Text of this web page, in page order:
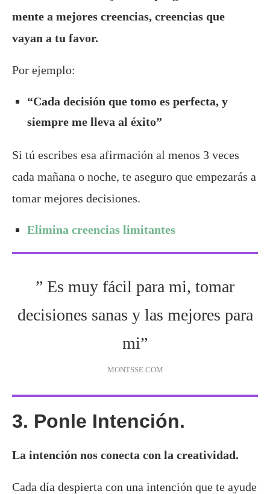
mente a mejores creencias, creencias que
vayan a tu favor.
Por ejemplo:
“Cada decisión que tomo es perfecta, y
siempre me lleva al éxito”
Si tú escribes esa afirmación al menos 3 veces
cada mañana o noche, te aseguro que empezarás a
tomar mejores decisiones.
Elimina creencias limitantes
” Es muy fácil para mi, tomar
decisiones sanas y las mejores para
mi”
MONTSSE.COM
3. Ponle Intención.
La intención nos conecta con la creatividad.
Cada día despierta con una intención que te ayude